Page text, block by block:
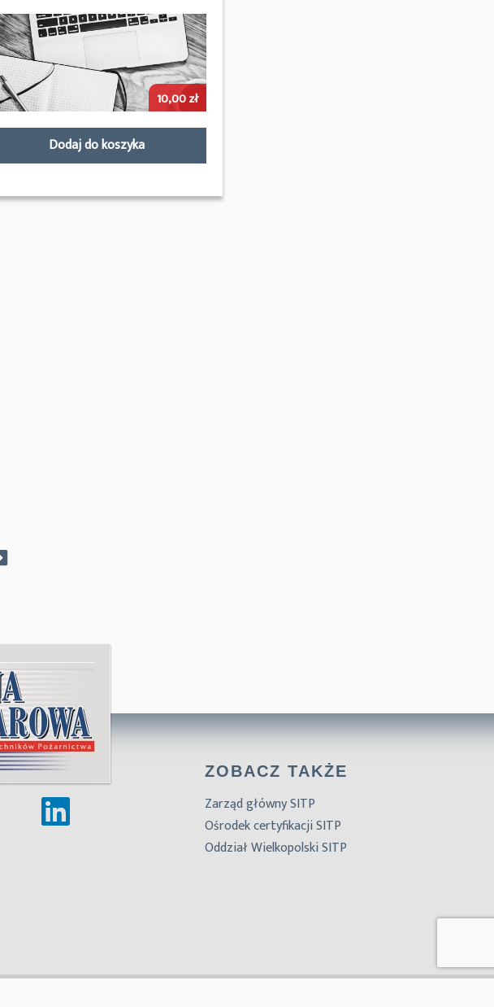
10,00zł
Dodaj do koszyka
ZOBACZ TAKŻE
Zarząd główny SITP
Ośrodek certyfikacji SITP
Oddział Wielkopolski SITP